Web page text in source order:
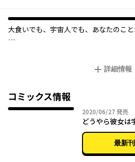
大食いでも、宇宙人でも、あなたのこと
交際1日目に「実は私は地球人ではない
電波系女子かと思いきや、
どうやら本当に宇宙人のようで――！？
トキメキ★宇宙最大級ラブコメディー
つづきはPixivコミックにて大好評連
詳細情報
コミックス情報
2020/06/272020年
発売
どうやら彼女
最新